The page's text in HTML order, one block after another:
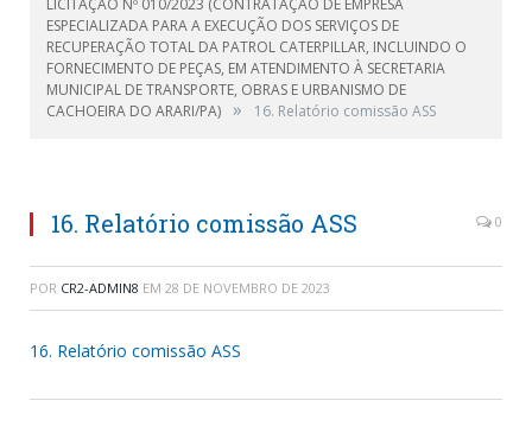
ESPECIALIZADA PARA A EXECUÇÃO DOS SERVIÇOS DE
RECUPERAÇÃO TOTAL DA PATROL CATERPILLAR, INCLUINDO O
FORNECIMENTO DE PEÇAS, EM ATENDIMENTO À SECRETARIA
MUNICIPAL DE TRANSPORTE, OBRAS E URBANISMO DE
CACHOEIRA DO ARARI/PA) » 16. Relatório comissão ASS
16. Relatório comissão ASS 0
POR CR2-ADMIN8 EM 28 DE NOVEMBRO DE 2023
16. Relatório comissão ASS